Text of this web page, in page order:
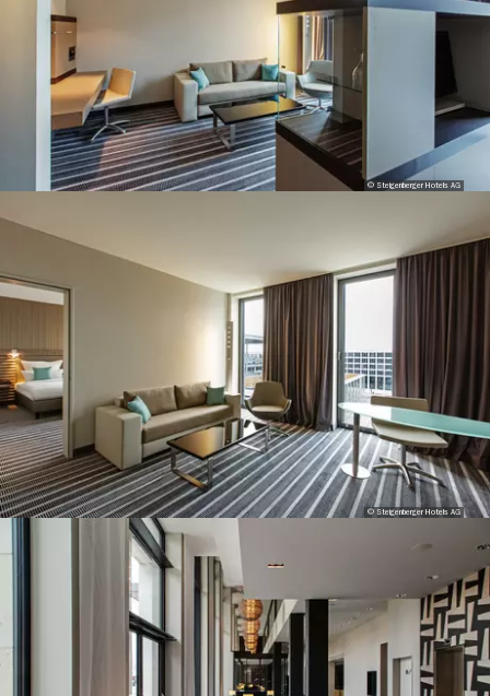
© Steigenberger Hotels AG
© Steigenberger Hotels AG